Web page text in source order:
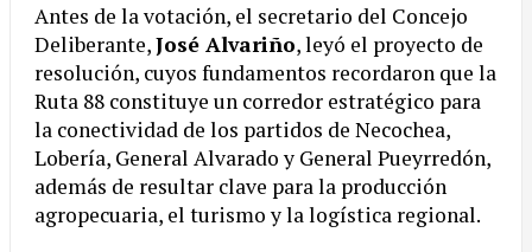
Antes de la votación, el secretario del Concejo
Deliberante,José Alvariño, leyó el proyecto de
resolución, cuyos fundamentos recordaron que la
Ruta 88 constituye un corredor estratégico para
la conectividad de los partidos de Necochea,
Lobería, General Alvarado y General Pueyrredón,
además de resultar clave para la producción
agropecuaria, el turismo y la logística regional.